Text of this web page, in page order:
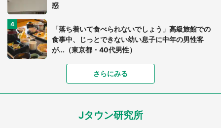
惑
「落ち着いて食べられないでしょう」高級旅館での
食事中、じっとできない幼い息子に中年の男性客
が...（東京都・40代男性）
「富豪すぎ」1歳息子の〝店頭駄々こね〟の内容に1.
7万人驚がく 「お菓子売り場ならまだしも...」「ハ
ードル高い」
あまりにも四角すぎる猫、激写される 「これもう
さらにみる
Jタウン研究所